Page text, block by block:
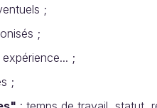
;
;
;
;